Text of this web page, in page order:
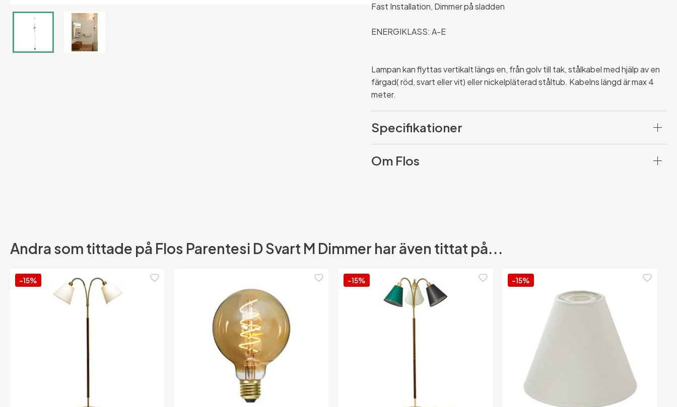
Fast Installation, Dimmer på sladden
ENERGIKLASS: A-E
Lampan kan flyttas vertikalt längs en, från golv till tak, stålkabel med hjälp av en
färgad( röd, svart eller vit) eller nickelpläterad ståltub. Kabelns längd är max 4
meter.
Specifikationer
Om Flos
Andra som tittade på Flos Parentesi D Svart M Dimmer har även tittat på...
-15% -15% -15%